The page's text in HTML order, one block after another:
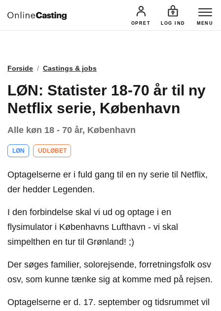
OPRET LOG IND MENU
CASTINGS & JOBS SØG PROFIL
Forside Castings & jobs
LØN: Statister 18-70 år til ny
Netflix serie, København
Alle køn 18 - 70 år, København
LØN UDLØBET
Optagelserne er i fuld gang til en ny serie til Netflix,
der hedder Legenden.
I den forbindelse skal vi ud og optage i en
flysimulator i Københavns Lufthavn - vi skal
simpelthen en tur til Grønland! ;)
Der søges familier, solorejsende, forretningsfolk osv
osv, som kunne tænke sig at komme med på rejsen.
Optagelserne er d. 17. september og tidsrummet vil